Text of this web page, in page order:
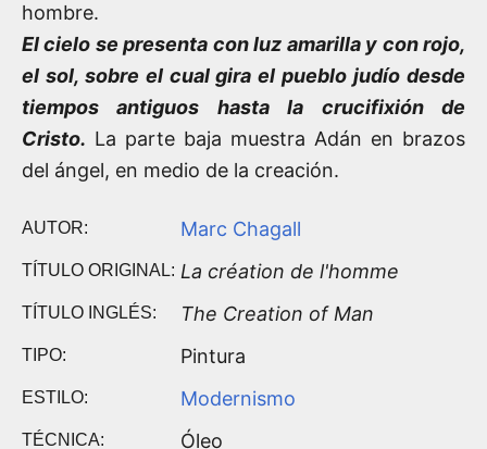
hombre.
El cielo se presenta con luz amarilla y con rojo,
el sol, sobre el cual gira el pueblo judío desde
tiempos antiguos hasta la crucifixión de
Cristo. La parte baja muestra Adán en brazos
del ángel, en medio de la creación.
AUTOR: Marc Chagall
TÍTULO ORIGINAL: La création de l'homme
TÍTULO INGLÉS: The Creation of Man
TIPO: Pintura
ESTILO: Modernismo
TÉCNICA: Óleo